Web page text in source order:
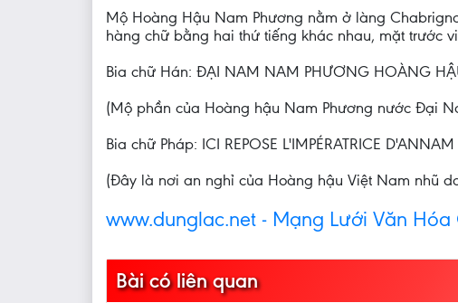
Mộ Hoàng Hậu Nam Phương nằm ở làng
hàng chữ bằng hai thứ tiếng khác nhau, mặt trước
Bia chữ Hán: ĐẠI NAM NAM PHƯƠNG HOÀNG
(Mộ phần của Hoàng hậu Nam Phương nước Đại
Bia chữ Pháp: ICI REPOSE L'IMPÉRATRICE
(Đây là nơi an nghỉ của Hoàng hậu Việt Nam nhũ
www.dunglac.net - Mạng Lưới Văn
Bài có liên quan